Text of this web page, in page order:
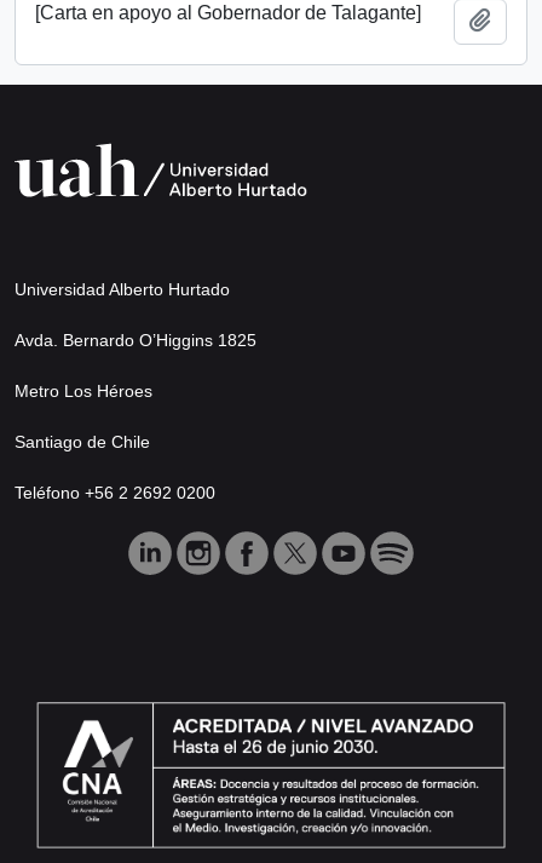
[Carta en apoyo al Gobernador de Talagante]
Universidad Alberto Hurtado
Avda. Bernardo O’Higgins 1825
Metro Los Héroes
Santiago de Chile
Teléfono +56 2 2692 0200